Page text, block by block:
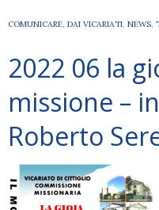
in
di
Como
–
e
COMUNICARE, DAI VICARIATI, NEWS,
2022 06 la
missione –
Roberto